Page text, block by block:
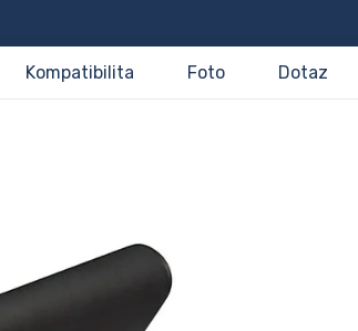
Kompatibilita Foto Dotaz